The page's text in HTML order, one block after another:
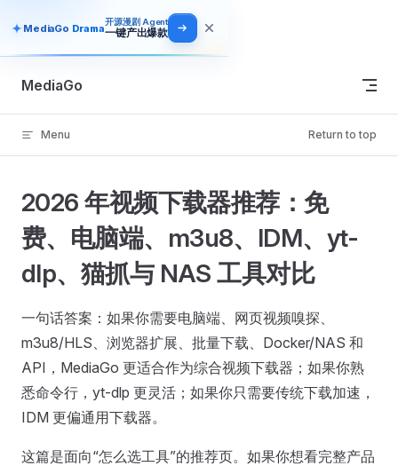
MediaGo Drama开源漫剧 Agent
一键产出爆款
Skip to content
MediaGo
Menu Return to top
2026 年视频下载器推荐：免
费、电脑端、m3u8、IDM、yt-
dlp、猫抓与 NAS 工具对比
一句话答案：如果你需要电脑端、网页视频嗅探、
m3u8/HLS、浏览器扩展、批量下载、Docker/NAS 和
API，MediaGo 更适合作为综合视频下载器；如果你熟
悉命令行，yt-dlp 更灵活；如果你只需要传统下载加速，
IDM 更偏通用下载器。
这篇是面向“怎么选工具”的推荐页。如果你想看完整产品